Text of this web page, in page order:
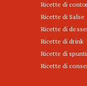
Ricette di
Ricette di Salse
Ricette di
Ricette di drink
Ricette di
Ricette di